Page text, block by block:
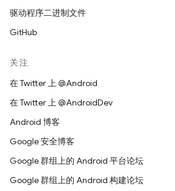
驱动程序二进制文件
GitHub
关注
在 Twitter 上 @Android
在 Twitter 上 @AndroidDev
Android 博客
Google 安全博客
Google 群组上的 Android 平台论坛
Google 群组上的 Android 构建论坛